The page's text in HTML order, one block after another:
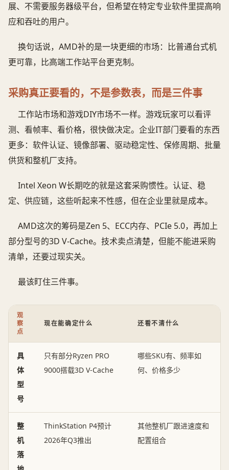
展、不需要服务器级平台，但希望在特定专业软件里提高响
应和吞吐的用户。
换句话说，AMD补的是一块更细的市场：比普通台式机
更可靠，比高端工作站平台更克制。
采购真正要看的，不是参数表，而是三件事
工作站市场和游戏DIY市场不一样。游戏玩家可以看评
测、看帧率、看价格，很快做决定。企业IT部门要看的东西
更多：软件认证、镜像部署、驱动稳定性、保修周期、批量
供货和整机厂支持。
Intel Xeon W长期吃的就是这套采购惯性。认证、稳
定、供应链，这些听起来不性感，但在企业里就是成本。
AMD这次的筹码是Zen 5、ECC内存、PCIe 5.0，再加上
部分型号的3D V-Cache。技术卖点清楚，但能不能进采购
清单，还要过现实关。
最该盯住三件事。
观
察
点
现在能确定什么 还看不清什么
具
体
型
号
只有部分Ryzen PRO
9000搭载3D V-Cache
哪些SKU有、频率如
何、价格多少
整
机
落
ThinkStation P4预计
2026年Q3推出
其他整机厂跟进速度和
配置组合